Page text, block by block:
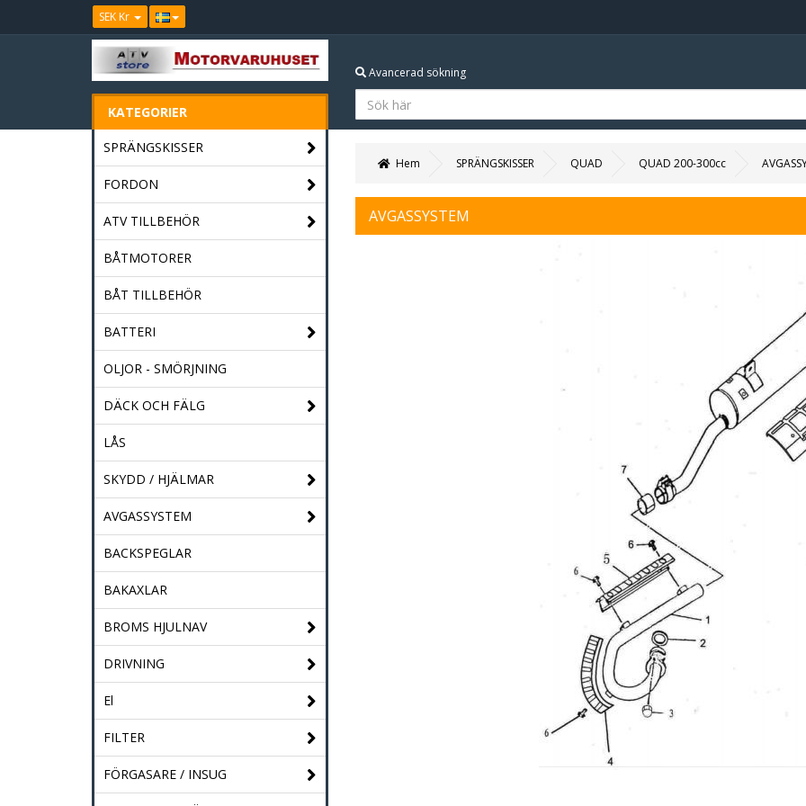
SEK Kr
KATEGORIER
Avancerad sökning
SPRÄNGSKISSER
FORDON
ATV TILLBEHÖR
BÅTMOTORER
BÅT TILLBEHÖR
BATTERI
OLJOR - SMÖRJNING
DÄCK OCH FÄLG
LÅS
SKYDD / HJÄLMAR
AVGASSYSTEM
BACKSPEGLAR
BAKAXLAR
BROMS HJULNAV
DRIVNING
El
FILTER
FÖRGASARE / INSUG
Hem SPRÄNGSKISSER QUAD QUAD 200-300cc
AVGASSYSTEM